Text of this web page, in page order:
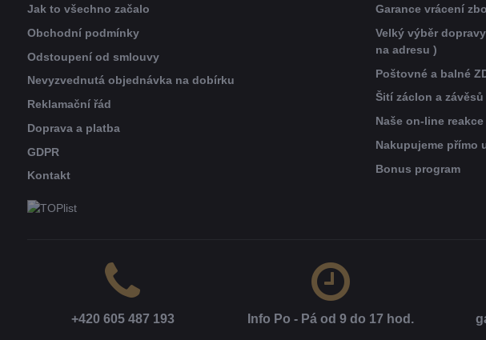
Jak to všechno začalo
Obchodní podmínky
Odstoupení od smlouvy
Nevyzvednutá objednávka na dobírku
Reklamační řád
Doprava a platba
GDPR
Kontakt
Garance vrácení
Velký výběr
na adresu )
Poštovné a balné
Šití záclon a závěsů
Naše on-line reakce
Nakupujeme přímo
Bonus program
+420 605 487 193 Info Po - Pá od 9 do 17 hod​.